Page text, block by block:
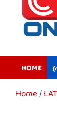
HOME
Home